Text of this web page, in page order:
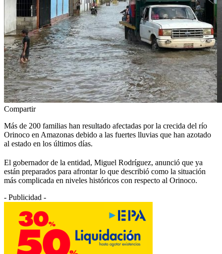
Compartir
Más de 200 familias han resultado afectadas por la crecida del río
Orinoco en Amazonas debido a las fuertes lluvias que han azotado
al estado en los últimos días.
El gobernador de la entidad, Miguel Rodríguez, anunció que ya
están preparados para afrontar lo que describió como la situación
más complicada en niveles históricos con respecto al Orinoco.
- Publicidad -